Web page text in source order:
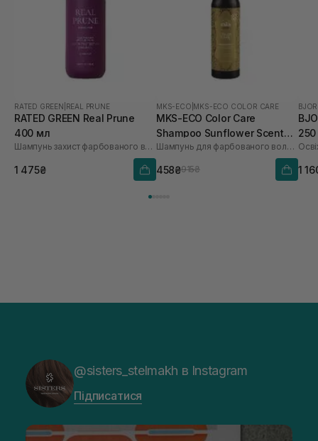
RATED GREEN REAL PRUNE
RATED GREEN Real Prune
400 мл
Шампунь захист фарбованого волосся з екстрактом сливи
1 475₴
MKS-ECO MKS-ECO COLOR CARE
MKS-ECO Color Care
Shampoo Sunflower Scent
296 мл
Шампунь для фарбованого волосся
458₴915₴ 1
@sisters_stelmakh в Instagram
Підписатися